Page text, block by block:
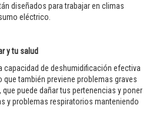
diseñados para trabajar en climas
eléctrico.
y tu salud
capacidad de deshumidificación efectiva
también previene problemas graves
puede dañar tus pertenencias y poner
y problemas respiratorios manteniendo